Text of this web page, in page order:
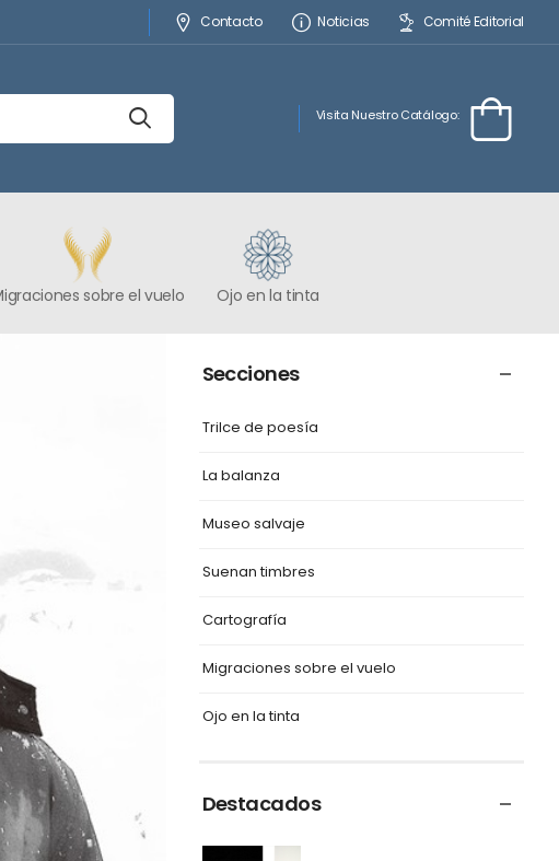
Contacto Noticias Comité Editorial
Visita Nuestro Catálogo:
sobre el vuelo Ojo en la tinta
Secciones
Trilce de poesía
La balanza
Museo salvaje
Suenan timbres
Cartografía
Migraciones sobre el vuelo
Ojo en la tinta
Destacados